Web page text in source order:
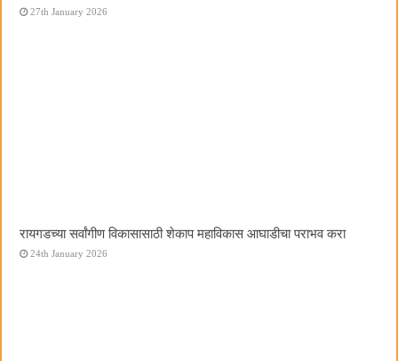
27th January 2026
रायगडच्या सर्वांगीण विकासासाठी शेकाप महाविकास आघाडीचा पराभव करा
24th January 2026